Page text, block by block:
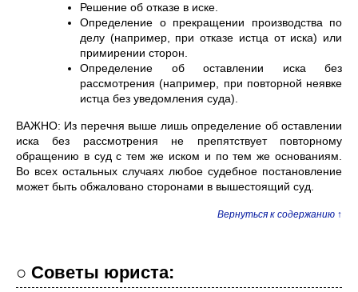
Решение об отказе в иске.
Определение о прекращении производства по
делу (например, при отказе истца от иска) или
примирении сторон.
Определение об оставлении иска без
рассмотрения (например, при повторной неявке
истца без уведомления суда).
ВАЖНО: Из перечня выше лишь определение об оставлении
иска без рассмотрения не препятствует повторному
обращению в суд с тем же иском и по тем же основаниям.
Во всех остальных случаях любое судебное постановление
может быть обжаловано сторонами в вышестоящий суд.
Вернуться к содержанию ↑
○ Советы юриста: